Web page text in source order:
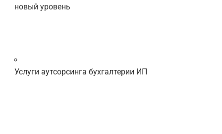
новый уровень
Услуги аутсорсинга бухгалтерии ИП